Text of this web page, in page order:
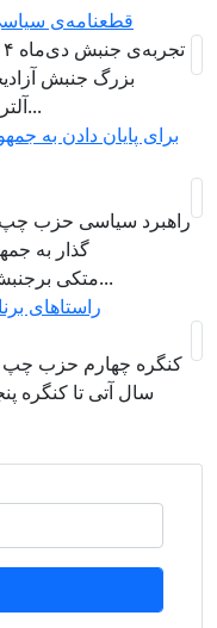
قطعنامه‌ی
بزرگ جنبش
آلترناتیو دموکراتیک در سپهر سیاسی کشور...
برای پایان دادن به
راهبرد سياسی حزب چپ
گذار به
متکی برجنبش های اجتماعی، نهادهای مدنی و خیزش‌...
راستاهای
کنگره چهارم حزب چپ
سال آتی تا کنگره